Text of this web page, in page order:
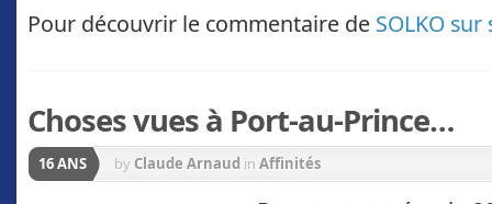
Pour découvrir le commentaire de SOLKO
Choses vues à Port-au-Prince…
16 ANS by Claude Arnaud in Affinités